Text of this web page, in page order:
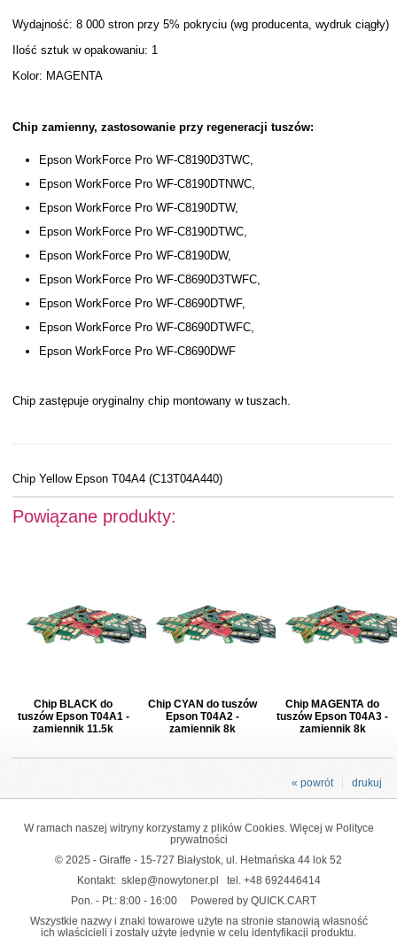
Wydajność: 8 000 stron przy 5% pokryciu (wg producenta, wydruk ciągły)
Ilość sztuk w opakowaniu: 1
Kolor: MAGENTA
Chip zamienny, zastosowanie przy regeneracji tuszów:
Epson WorkForce Pro WF-C8190D3TWC,
Epson WorkForce Pro WF-C8190DTNWC,
Epson WorkForce Pro WF-C8190DTW,
Epson WorkForce Pro WF-C8190DTWC,
Epson WorkForce Pro WF-C8190DW,
Epson WorkForce Pro WF-C8690D3TWFC,
Epson WorkForce Pro WF-C8690DTWF,
Epson WorkForce Pro WF-C8690DTWFC,
Epson WorkForce Pro WF-C8690DWF
Chip zastępuje oryginalny chip montowany w tuszach.
Chip Yellow Epson T04A4 (C13T04A440)
Powiązane produkty:
Chip BLACK do
tuszów Epson T04A1 -
zamiennik 11.5k
Chip CYAN do tuszów
Epson T04A2 -
zamiennik 8k
Chip MAGENTA do
tuszów Epson T04A3 -
zamiennik 8k
drukuj
« powrót
W ramach naszej witryny korzystamy z plików Cookies. Więcej w Polityce
prywatności
© 2025 - Giraffe - 15-727 Białystok, ul. Hetmańska 44 lok 52
Kontakt: sklep@nowytoner.pl tel. +48 692446414
Pon. - Pt.: 8:00 - 16:00
Powered by QUICK.CART
Wszystkie nazwy i znaki towarowe użyte na stronie stanowią własność
ich właścicieli i zostały użyte jedynie w celu identyfikacji produktu.